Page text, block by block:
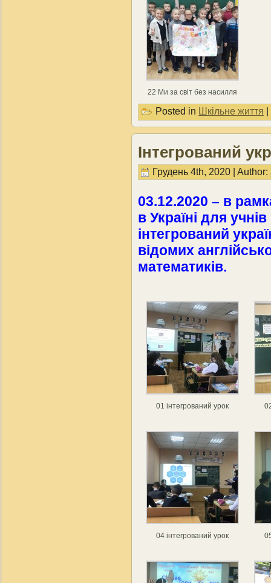
22 Ми за світ без насилля
Posted in Шкільне життя
Інтегрований
Грудень 4th, 2020 | Author:
03.12.2020 – в
в Україні для
інтегрований
відомих
математиків.
01 інтегрований урок
04 інтегрований урок